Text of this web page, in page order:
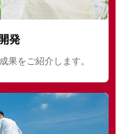
発
果をご紹介します。